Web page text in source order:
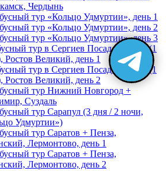
Чердынь
тур «Кольцо Удмуртии», день 1
тур «Кольцо Удмуртии», день 2
тур «Кольцо Удмуртии», день 3
тур в Сергиев Посад, Москву (1
Ростов Великий, день 1
тур в Сергиев Посад, Москву (1
Ростов Великий, день 2
тур Нижний Новгород +
Суздаль
тур Сарапул (3 дня / 2 ночи,
Удмуртии»)
тур Саратов + Пенза,
Лермонтово, день 1
тур Саратов + Пенза,
Лермонтово, день 2